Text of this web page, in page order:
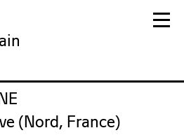
(Nord, France)